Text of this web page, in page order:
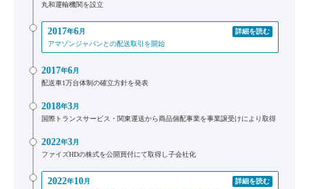
丸和運輸機関を設立
2017年6月
詳細を読む
アマゾンジャパンとの配送取引を開始
2017年6月
配送車1万台体制の確立方針を発表
2018年3月
国際トランスサービス・関東運送から商品個配事業を事業譲受けにより取得
2022年3月
ファイズHDの株式を公開買付にて取得し子会社化
2022年10月
詳細を読む